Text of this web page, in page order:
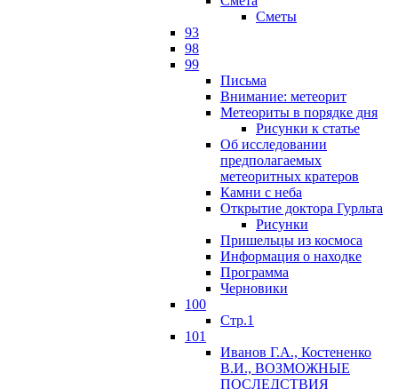
Сметы
93
98
99
Письма
Внимание: метеорит
Метеориты в порядке дня
Рисунки к статье
Об исследовании
предполагаемых
метеоритных кратеров
Камни с неба
Открытие доктора Гурльта
Рисунки
Пришельцы из космоса
Информация о находке
Программа
Черновики
100
Стр.1
101
Иванов Г.А., Костененко
В.И., ВОЗМОЖНЫЕ
ПОСЛЕДСТВИЯ